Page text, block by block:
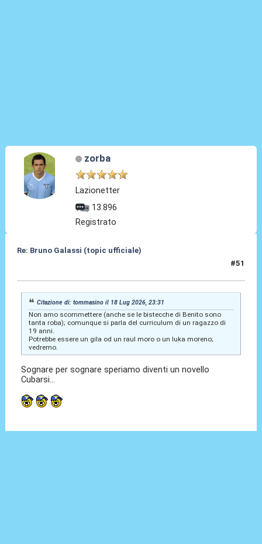
zorba
Lazionetter
13.896
Registrato
Re: Bruno Galassi (topic ufficiale)
#51
Citazione di: tommasino il 18 Lug 2026, 23:31
Non amo scommettere (anche se le bistecche di Benito sono
tanta roba); comunque si parla del curriculum di un ragazzo di
19 anni.
Potrebbe essere un gila od un raul moro o un luka moreno;
vedremo.
Sognare per sognare speriamo diventi un novello
Cubarsi...